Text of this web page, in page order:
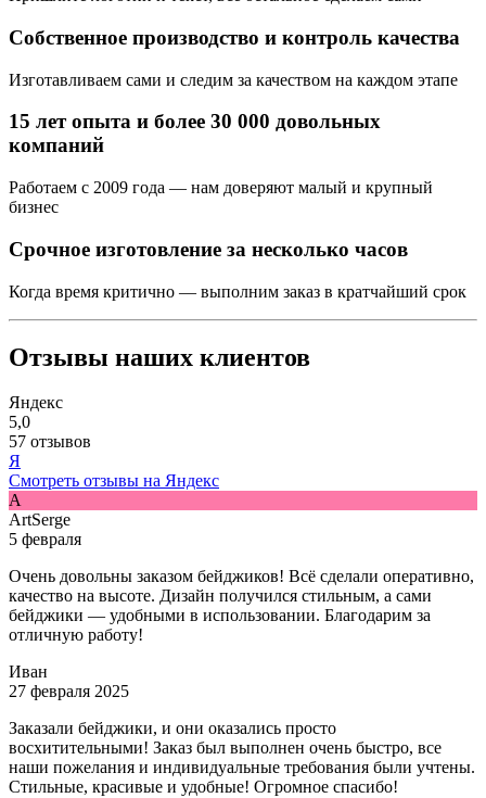
Собственное производство и контроль качества
Изготавливаем сами и следим за качеством на каждом этапе
15 лет опыта и более 30 000 довольных
компаний
Работаем с 2009 года — нам доверяют малый и крупный
бизнес
Срочное изготовление за несколько часов
Когда время критично — выполним заказ в кратчайший срок
Отзывы наших клиентов
Яндекс
5,0
57 отзывов
Я
Смотреть отзывы на Яндекс
A
ArtSerge
5 февраля
Очень довольны заказом бейджиков! Всё сделали оперативно,
качество на высоте. Дизайн получился стильным, а сами
бейджики — удобными в использовании. Благодарим за
отличную работу!
Иван
27 февраля 2025
Заказали бейджики, и они оказались просто
восхитительными! Заказ был выполнен очень быстро, все
наши пожелания и индивидуальные требования были учтены.
Стильные, красивые и удобные! Огромное спасибо!